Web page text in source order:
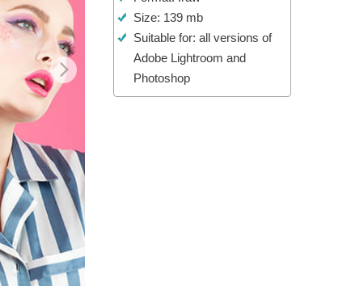
Video Editing ServicesSize: 139 mb
Suitable for: all versions of
Adobe Lightroom and
Photoshop